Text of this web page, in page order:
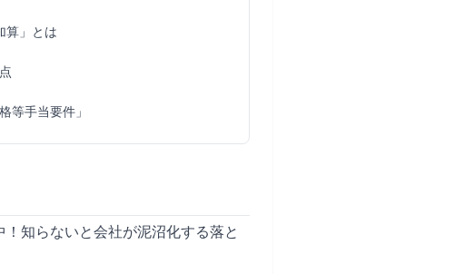
算」とは
等手当要件」
知らないと会社が泥沼化する落と